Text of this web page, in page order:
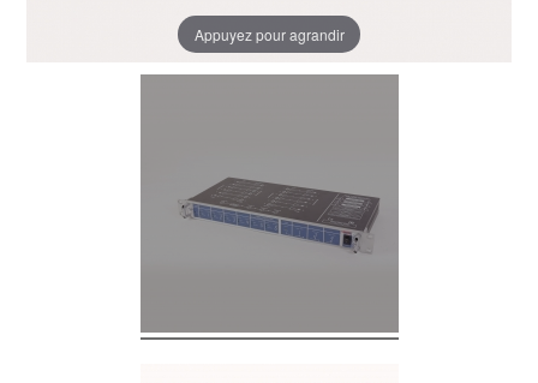
Appuyez pour agrandir